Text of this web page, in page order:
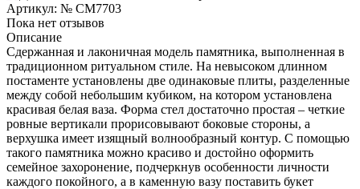
Артикул: № CM7703
Пока нет отзывов
Описание
Сдержанная и лаконичная модель памятника, выполненная в
традиционном ритуальном стиле. На невысоком длинном
постаменте установлены две одинаковые плиты, разделенные
между собой небольшим кубиком, на котором установлена
красивая белая ваза. Форма стел достаточно простая – четкие
ровные вертикали прорисовывают боковые стороны, а
верхушка имеет изящный волнообразный контур. С помощью
такого памятника можно красиво и достойно оформить
семейное захоронение, подчеркнув особенности личности
каждого покойного, а в каменную вазу поставить букет